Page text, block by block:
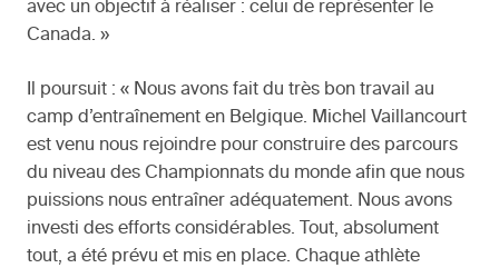
avec un objectif à réaliser : celui de représenter le
Canada. »
Il poursuit : « Nous avons fait du très bon travail au
camp d’entraînement en Belgique. Michel Vaillancourt
est venu nous rejoindre pour construire des parcours
du niveau des Championnats du monde afin que nous
puissions nous entraîner adéquatement. Nous avons
investi des efforts considérables. Tout, absolument
tout, a été prévu et mis en place. Chaque athlète